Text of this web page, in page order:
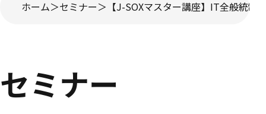
ホーム セミナー 【J-SOXマスター講座】IT全般統
セミナー